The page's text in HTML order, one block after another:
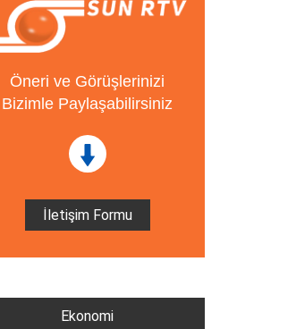
Öneri ve Görüşlerinizi
Bizimle Paylaşabilirsiniz
İletişim Formu
Ekonomi